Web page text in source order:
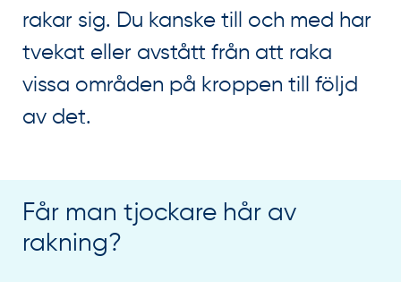
rakar sig. Du kanske till och med har
tvekat eller avstått från att raka
vissa områden på kroppen till följd
av det.
Får man tjockare hår av
rakning?